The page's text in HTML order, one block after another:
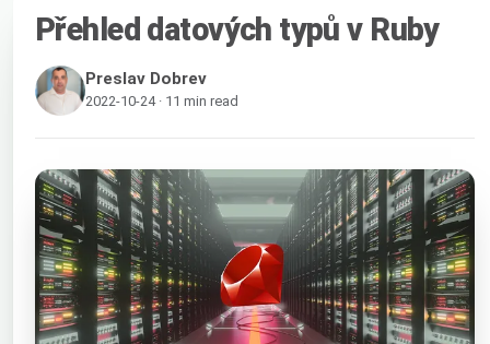
Přehled datových typů v Ruby
Preslav Dobrev
2022-10-24 · 11 min read